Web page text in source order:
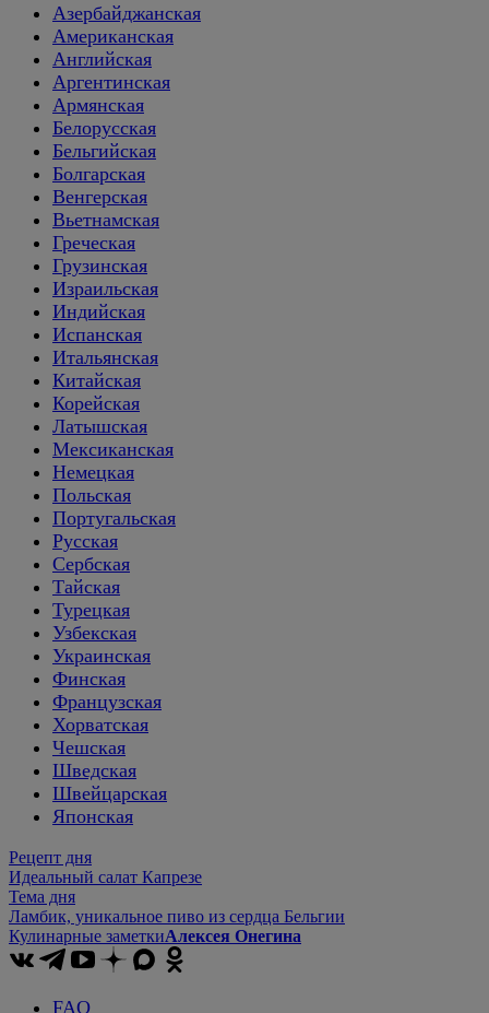
Азербайджанская
Американская
Английская
Аргентинская
Армянская
Белорусская
Бельгийская
Болгарская
Венгерская
Вьетнамская
Греческая
Грузинская
Израильская
Индийская
Испанская
Итальянская
Китайская
Корейская
Латышская
Мексиканская
Немецкая
Польская
Португальская
Русская
Сербская
Тайская
Турецкая
Узбекская
Украинская
Финская
Французская
Хорватская
Чешская
Шведская
Швейцарская
Японская
Рецепт дня
Идеальный салат Капрезе
Тема дня
Ламбик, уникальное пиво из сердца Бельгии
Кулинарные заметкиАлексея Онегина
FAQ